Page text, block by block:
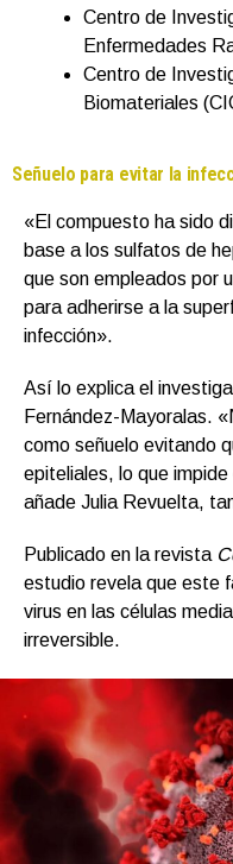
Centro de
Enfermedades
Centro de
Biomateriales
Señuelo para evitar la
«El compuesto ha sido
base a los sulfatos de
que son empleados por
para adherirse a la
infección».
Así lo explica el
Fernández-Mayoralas.
como señuelo evitando
epiteliales, lo que
añade Julia Revuelta,
Publicado en la revista
estudio revela que este
virus en las células
irreversible.